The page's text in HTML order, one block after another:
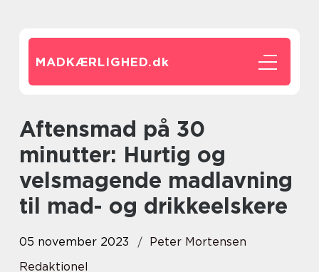
MADKÆRLIGHED.dk
Aftensmad på 30
minutter: Hurtig og
velsmagende madlavning
til mad- og drikkeelskere
05 november 2023
Peter Mortensen
Redaktionel